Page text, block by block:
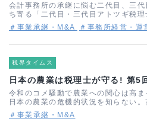
会計事務所の承継に悩む二代目、三
ち寄る「二代目・三代目アトツギ税
めて開かれた。ここでいう「アトツ
創業・経営する会計事務所を継ぐ立場
＃事業承継・M&A ＃事務所経営・運
税界タイムス
日本の農業は税理士が守る! 第5
令和のコメ騒動で農業への関心は高
日本の農業の危機的状況を知らない
は増すばかりである。課題は農作物
継や相続対策など、税理士の力が必要
＃事業承継・M&A